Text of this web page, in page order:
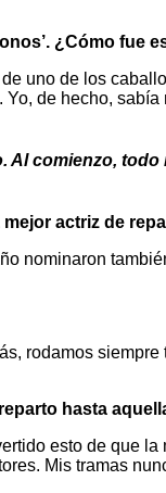
¿Cómo
uno de los
de hecho,
comienzo,
mejor actriz de
nominaron
rodamos
hasta
esto de que
Mis tramas